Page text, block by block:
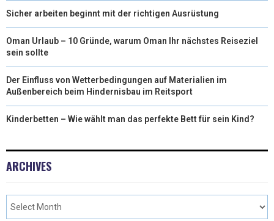
R
)
T
Sicher arbeiten beginnt mit der richtigen Ausrüstung
Oman Urlaub – 10 Gründe, warum Oman Ihr nächstes Reiseziel
sein sollte
Der Einfluss von Wetterbedingungen auf Materialien im
Außenbereich beim Hindernisbau im Reitsport
Kinderbetten – Wie wählt man das perfekte Bett für sein Kind?
ARCHIVES